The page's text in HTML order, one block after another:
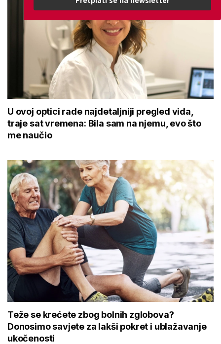
U ovoj optici rade najdetaljniji pregled vida,
traje sat vremena: Bila sam na njemu, evo što
me naučio
Teže se krećete zbog bolnih zglobova?
Donosimo savjete za lakši pokret i ublažavanje
ukočenosti